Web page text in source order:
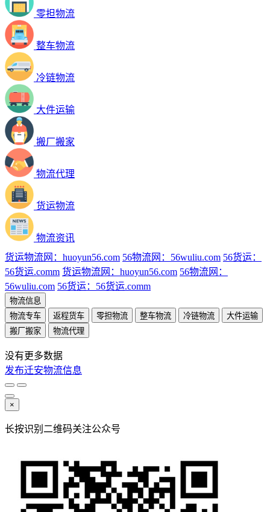
零担物流
整车物流
冷链物流
大件运输
搬厂搬家
物流代理
货运物流
物流资讯
货运物流网：huoyun56.com 56物流网：56wuliu.com 56货运：
56货运.comm 货运物流网：huoyun56.com 56物流网：
56wuliu.com 56货运：56货运.comm
物流信息
物流专车
返程货车 零担物流 整车物流 冷链物流
大件运输
搬厂搬家
物流代理
没有更多数据
发布迁安物流信息
×
长按识别二维码关注公众号